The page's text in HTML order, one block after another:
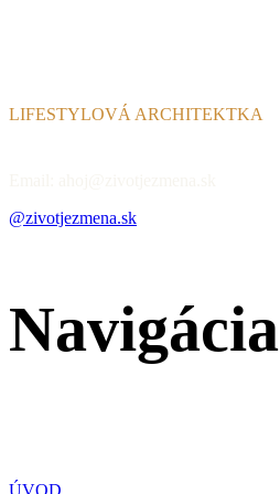
LIFESTYLOVÁ ARCHITEKTKA
@zivotjezmena.sk
Navigácia
ÚVOD